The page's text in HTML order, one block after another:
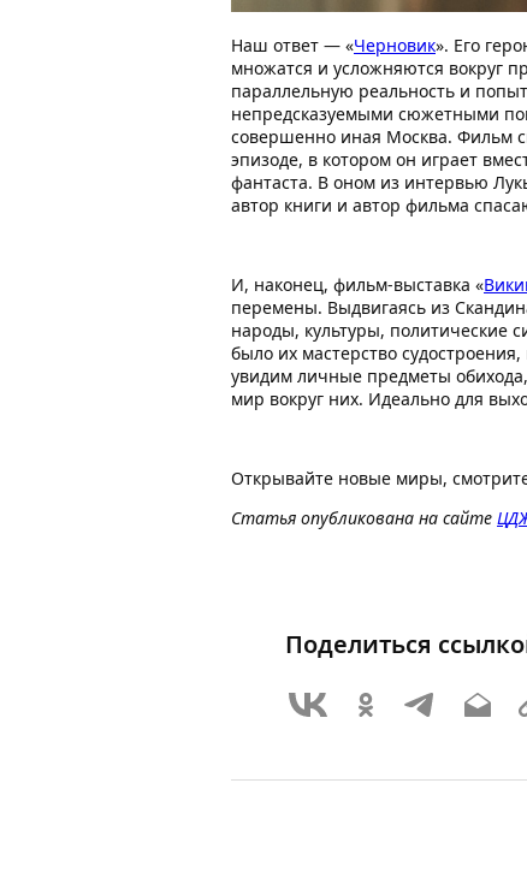
Наш ответ — «Черновик». Его
множатся и усложняются вокруг
параллельную реальность и
непредсказуемыми сюжетными
совершенно иная Москва. Фильм
эпизоде, в котором он играет
фантаста. В оном из интервью
автор книги и автор фильма
И, наконец, фильм-выставка «
перемены. Выдвигаясь из
народы, культуры, политические
было их мастерство
увидим личные предметы
мир вокруг них. Идеально для
Открывайте новые миры,
Статья опубликована на сайте
Поделиться